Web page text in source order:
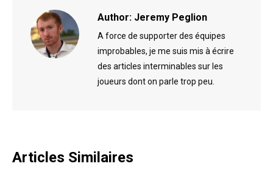
Author: Jeremy Peglion
A force de supporter des équipes
improbables, je me suis mis à écrire
des articles interminables sur les
joueurs dont on parle trop peu.
Articles Similaires